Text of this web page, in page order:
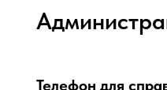
Телефон для